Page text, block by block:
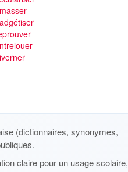
(dictionnaires, synonymes,
claire pour un usage scolaire,